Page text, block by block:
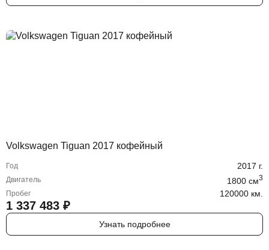
Volkswagen Tiguan 2017 кофейный
Год 2017 г.
Двигатель 1800 cм3
Пробег 120000 км.
1 337 483 ₽
Узнать подробнее